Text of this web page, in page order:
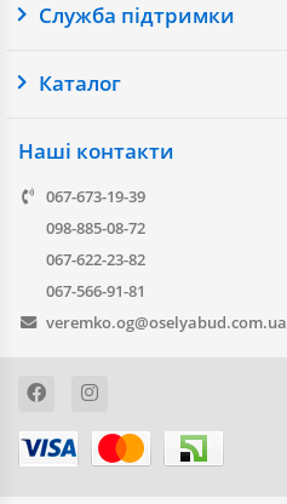
Служба підтримки
Каталог
Наші контакти
067-673-19-39
098-885-08-72
067-622-23-82
067-566-91-81
veremko.og@oselyabud.com.ua